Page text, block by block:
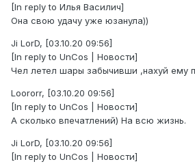
[In reply to Илья Василич]
Она свою удачу уже юзанула))
Ji LorD, [03.10.20 09:56]
[In reply to UnCos | Новости]
Чел летел шары забычивши ,нахуй ему
Loororr, [03.10.20 09:56]
[In reply to UnCos | Новости]
А сколько впечатлений) На всю жизнь.
Ji LorD, [03.10.20 09:56]
[In reply to UnCos | Новости]